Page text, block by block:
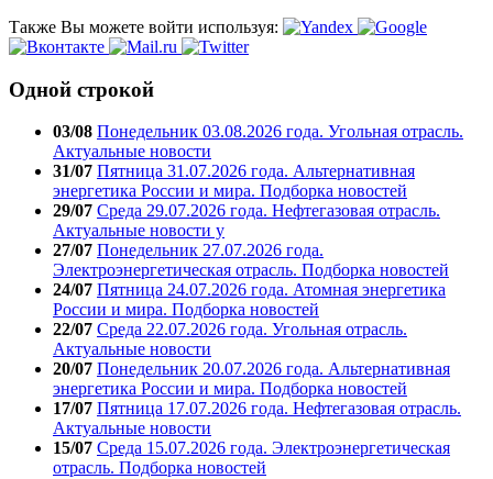
Также Вы можете войти используя:
Одной строкой
03/08 Понедельник 03.08.2026 года. Угольная отрасль.
Актуальные новости
31/07 Пятница 31.07.2026 года. Альтернативная
энергетика России и мира. Подборка новостей
29/07 Среда 29.07.2026 года. Нефтегазовая отрасль.
Актуальные новости у
27/07 Понедельник 27.07.2026 года.
Электроэнергетическая отрасль. Подборка новостей
24/07 Пятница 24.07.2026 года. Атомная энергетика
России и мира. Подборка новостей
22/07 Среда 22.07.2026 года. Угольная отрасль.
Актуальные новости
20/07 Понедельник 20.07.2026 года. Альтернативная
энергетика России и мира. Подборка новостей
17/07 Пятница 17.07.2026 года. Нефтегазовая отрасль.
Актуальные новости
15/07 Среда 15.07.2026 года. Электроэнергетическая
отрасль. Подборка новостей